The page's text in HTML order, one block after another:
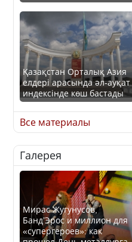
Қазақстан Орталық Азия
елдері арасында әл-ауқат
индексінде көш бастады
Казахстан возглавил
рейтинг благополучия
среди стран Центральной
Азии
Все материалы
Галерея
Мирас Жугунусов,
Банд’Эрос и миллион для
«супергероев»: как